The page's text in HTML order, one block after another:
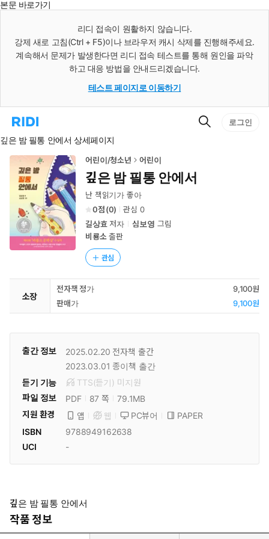
본문 바로가기
리디 접속이 원활하지 않습니다.
강제 새로 고침(Ctrl + F5)이나 브라우저 캐시 삭제를 진행해주세요.
계속해서 문제가 발생한다면 리디 접속 테스트를 통해 원인을 파악
하고 대응 방법을 안내드리겠습니다.
테스트 페이지로 이동하기
리
홈
로
동
검
로그인
깊은 밤 필통 안에서 상세페이지
어린이/청소년 어린이
깊은 밤 필통 안에서
난 책읽기가 좋아
0
(0) 관심 0
길상효저자 심보영 그림
비룡소출판
관심
소장
전자책 정가
9,100원
판매가
9,100원
출간 정보 2025.02.20 전자책 출간
2023.03.01 종이책 출간
듣기 기능
TTS(듣기) 미 지원
파일 정보
PDF 87 쪽
79.1MB
지원 환경
앱 웹 PC뷰어
PAPER
ISBN
9788949162638
UCI
-
깊은 밤 필통 안에서
작품 정보